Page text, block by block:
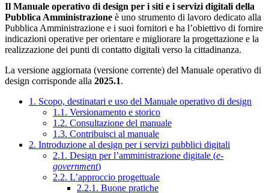
Il Manuale operativo di design per i siti e i servizi digitali della
Pubblica Amministrazione è uno strumento di lavoro dedicato alla
Pubblica Amministrazione e i suoi fornitori e ha l’obiettivo di fornire
indicazioni operative per orientare e migliorare la progettazione e la
realizzazione dei punti di contatto digitali verso la cittadinanza.
La versione aggiornata (versione corrente) del Manuale operativo di
design corrisponde alla 2025.1.
1. Scopo, destinatari e uso del Manuale operativo di design
1.1. Versionamento e storico
1.2. Consultazione del manuale
1.3. Contribuisci al manuale
2. Introduzione al design per i servizi pubblici digitali
2.1. Design per l’amministrazione digitale (e-
government)
2.2. L’approccio progettuale
2.2.1. Buone pratiche